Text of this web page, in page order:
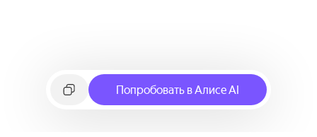
Попробовать в Алисе AI